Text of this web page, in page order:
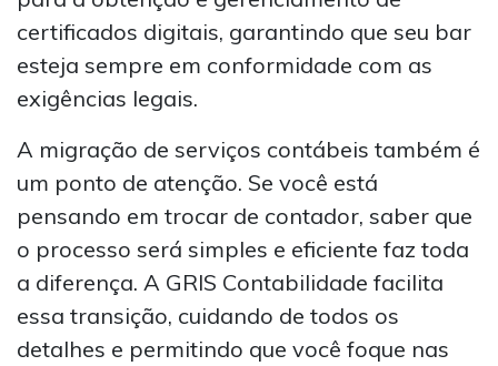
certificados digitais, garantindo que seu bar
esteja sempre em conformidade com as
exigências legais.
A migração de serviços contábeis também é
um ponto de atenção. Se você está
pensando em trocar de contador, saber que
o processo será simples e eficiente faz toda
a diferença. A GRIS Contabilidade facilita
essa transição, cuidando de todos os
detalhes e permitindo que você foque nas